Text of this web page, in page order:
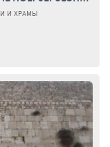
И ХРАМЫ